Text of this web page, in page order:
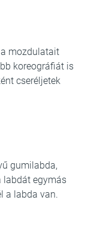
mozdulatait
koreográfiát is
cseréljetek
gumilabda,
labdát egymás
a labda van.